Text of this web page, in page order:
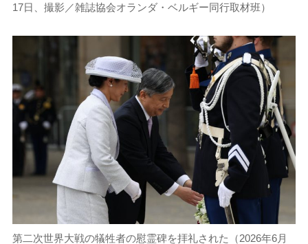
17日、撮影／雑誌協会オランダ・ベルギー同行取材班）
第二次世界大戦の犠牲者の慰霊碑を拝礼された（2026年6月